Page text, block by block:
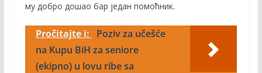
му добро дошао бар један помоћник.
Pročitajte i:
Poziv za učešće
na Kupu BiH za seniore
(ekipno) u lovu ribe sa